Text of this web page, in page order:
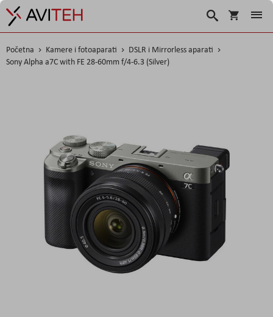
Košarica
Traži
Početna Kamere i fotoaparati
DSLR i Mirrorless aparati
Sony Alpha a7C with FE 28-60mm f/4-6.3 (Silver)